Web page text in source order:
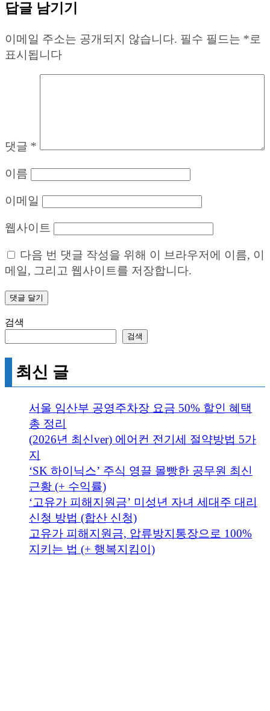
답글 남기기
이메일 주소는 공개되지 않습니다. 필수 필드는 *로
표시됩니다
댓글 *
이름
이메일
웹사이트
다음 번 댓글 작성을 위해 이 브라우저에 이름, 이
메일, 그리고 웹사이트를 저장합니다.
검색
검색
최신 글
서울 임산부 공영주차장 요금 50% 할인 혜택
총 정리
(2026년 최신ver) 에어컨 전기세 절약방법 5가
지
‘SK 하이닉스’ 주식 영끌 몰빵한 공무원 최신
근황 (+ 수익률)
‘고유가 피해지원금’ 미성년 자녀 세대주 대리
신청 방법 (합산 신청)
고유가 피해지원금, 압류방지통장으로 100%
지키는 법 (+ 행복지킴이)